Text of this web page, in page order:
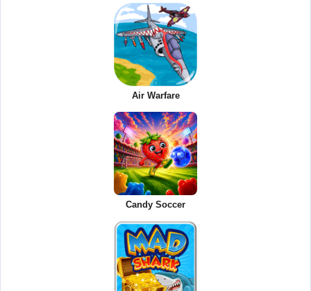
Air Warfare
Candy Soccer